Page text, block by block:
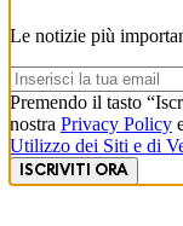
Le notizie più
Premendo il tasto
nostra Privacy Policy
Utilizzo dei Siti e di
ISCRIVITI ORA